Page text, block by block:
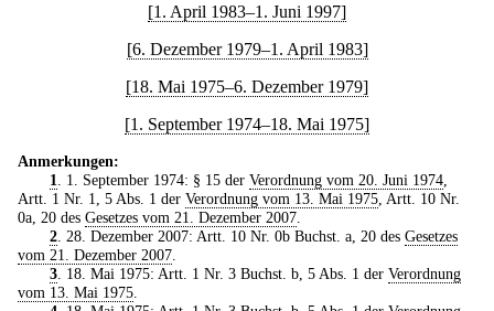
[1. April 1983–1. Juni 1997]
[6. Dezember 1979–1. April 1983]
[18. Mai 1975–6. Dezember 1979]
[1. September 1974–18. Mai 1975]
Anmerkungen:
1. 1. September 1974: § 15 der Verordnung vom 20. Juni 1974,
Artt. 1 Nr. 1, 5 Abs. 1 der Verordnung vom 13. Mai 1975, Artt. 10 Nr.
0a, 20 des Gesetzes vom 21. Dezember 2007.
2. 28. Dezember 2007: Artt. 10 Nr. 0b Buchst. a, 20 des Gesetzes
vom 21. Dezember 2007.
3. 18. Mai 1975: Artt. 1 Nr. 3 Buchst. b, 5 Abs. 1 der Verordnung
vom 13. Mai 1975.